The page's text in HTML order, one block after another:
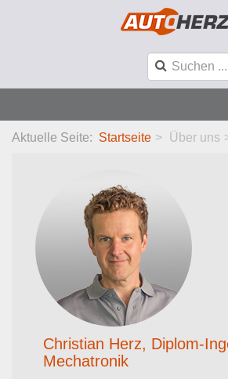
Aktuelle Seite: Startseite Über uns
Christian Herz, Diplom-
Mechatronik